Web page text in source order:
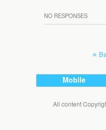
NO RESPONSES
Mobile
All content